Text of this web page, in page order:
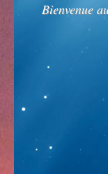
Bienvenue